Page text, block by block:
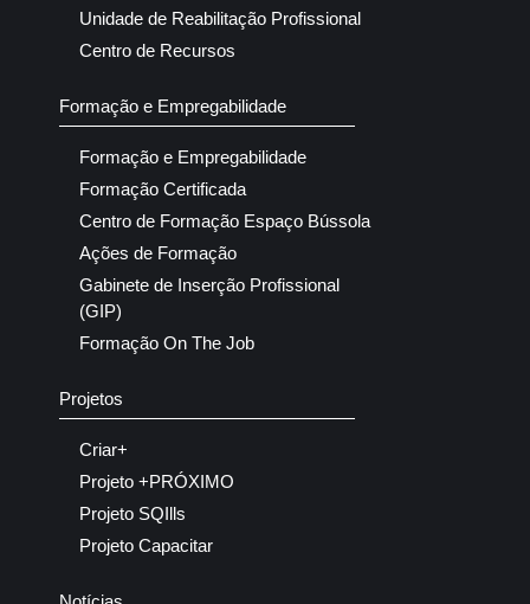
Unidade de Reabilitação Profissional
Centro de Recursos
Formação e Empregabilidade
Formação e Empregabilidade
Formação Certificada
Centro de Formação Espaço Bússola
Ações de Formação
Gabinete de Inserção Profissional
(GIP)
Formação On The Job
Projetos
Criar+
Projeto +PRÓXIMO
Projeto SQIlls
Projeto Capacitar